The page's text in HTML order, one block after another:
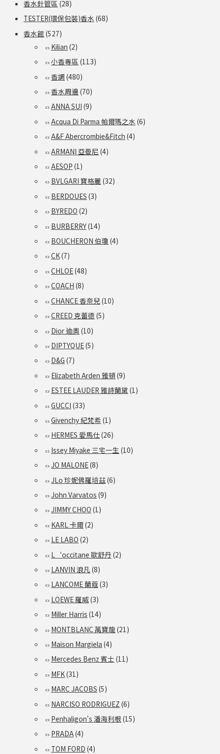
香水針管區 (28)
TESTER(環保包裝)香水 (68)
香水館 (527)
Kilian (2)
小香專區 (113)
香調 (480)
香水周邊 (70)
ANNA SUI (9)
Acqua Di Parma 帕爾瑪之水 (6)
A&F Abercrombie&Fitch (4)
ARMANI 亞曼尼 (4)
AESOP (1)
BVLGARI 寶格麗 (32)
BERDOUES (3)
BYREDO (2)
BURBERRY(14)
BOUCHERON 伯瓊 (4)
CK(7)
CHLOE(48)
COACH (8)
CHANCE 香奈兒(10)
CREED 克蕾德 (5)
Dior 迪奧 (10)
DIPTYQUE(5)
D&G (7)
Elizabeth Arden 雅頓(9)
ESTEE LAUDER 雅詩蘭黛 (1)
GUCCI (33)
Givenchy 紀梵希 (1)
HERMES 愛馬仕(26)
Issey Miyake 三宅一生 (10)
JO MALONE(8)
JLo 珍妮佛羅培茲(6)
John Varvatos (9)
JIMMY CHOO (1)
KARL 卡爾(2)
LE LABO (2)
L‘occitane 歐舒丹 (2)
LANVIN 浪凡 (8)
LANCOME 蘭蔻 (3)
LOEWE 羅威(3)
Miller Harris (14)
MONTBLANC 萬寶龍 (21)
Maison Margiela (4)
Mercedes Benz 賓士 (11)
MFK(31)
MARC JACOBS (5)
NARCISO RODRIGUEZ (6)
Penhaligon's 潘海利根 (15)
PRADA(4)
TOM FORD (4)